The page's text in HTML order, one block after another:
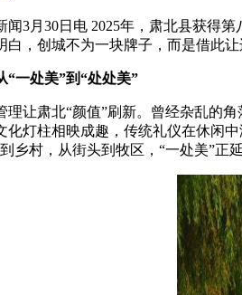
月30日电 2025年，肃北县获得第
白，创城不为一块牌子，而是借此
“一处美”到“处处美”
肃北“颜值”刷新。曾经杂乱的角
化灯柱相映成趣，传统礼仪在休闲
乡村，从街头到牧区，“一处美”正延